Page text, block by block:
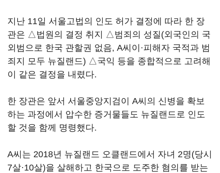
지난 11일 서울고법의 인도 허가 결정에 따라 한 장
관은 △법원의 결정 취지 △범죄의 성질(외국인의 국
외범으로 한국 관할권 없음, A씨이·피해자 국적과 범
죄지 모두 뉴질랜드) △국익 등을 종합적으로 고려해
이 같은 결정을 내렸다.
한 장관은 앞서 서울중앙지검이 A씨의 신병을 확보
하는 과정에서 압수한 증거물들도 뉴질랜드로 인도
할 것을 함께 명령했다.
A씨는 2018년 뉴질랜드 오클랜드에서 자녀 2명(당시
7살·10살)을 살해하고 한국으로 도주한 혐의를 받는